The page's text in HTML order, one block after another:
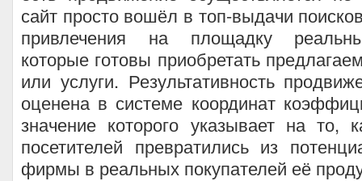
сайт просто вошёл в топ-выдачи
привлечения на площадку
которые готовы приобретать
или услуги. Результативность
оценена в системе координат
значение которого указывает на то,
посетителей превратились из
фирмы в реальных покупателей её